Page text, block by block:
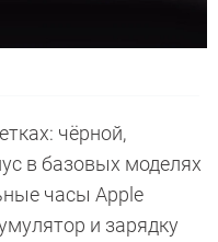
чёрной,
в базовых моделях
часы Apple
и зарядку